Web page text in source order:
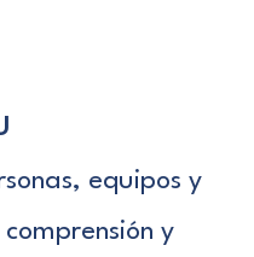
equipos y
y